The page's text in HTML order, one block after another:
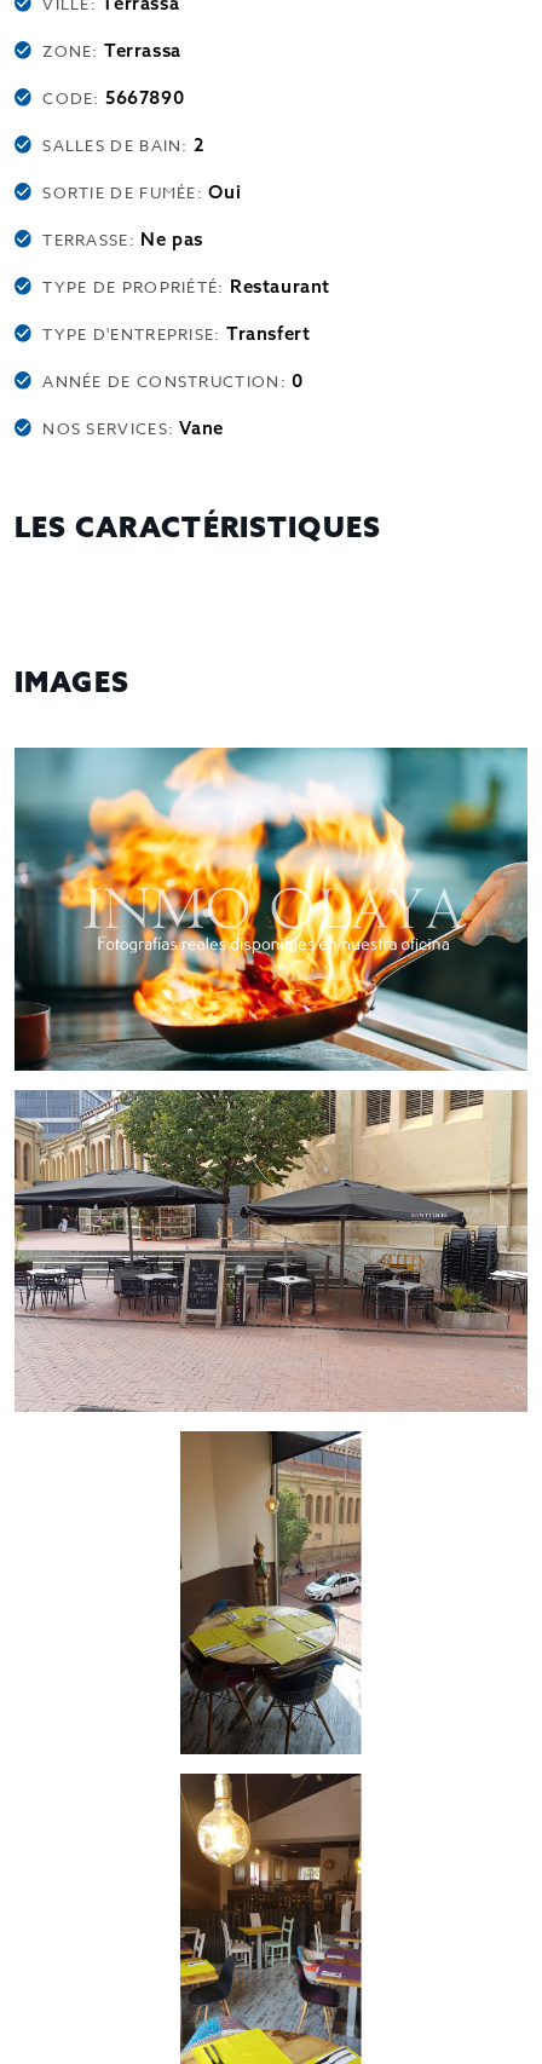
ZONE:Terrassa
CODE:5667890
SALLES DE BAIN:2
SORTIE DE FUMÉE:Oui
TERRASSE: Ne pas
TYPE DE PROPRIÉTÉ: Restaurant
TYPE D'ENTREPRISE: Transfert
ANNÉE DE CONSTRUCTION:0
NOS SERVICES:Vane
LES CARACTÉRISTIQUES
IMAGES